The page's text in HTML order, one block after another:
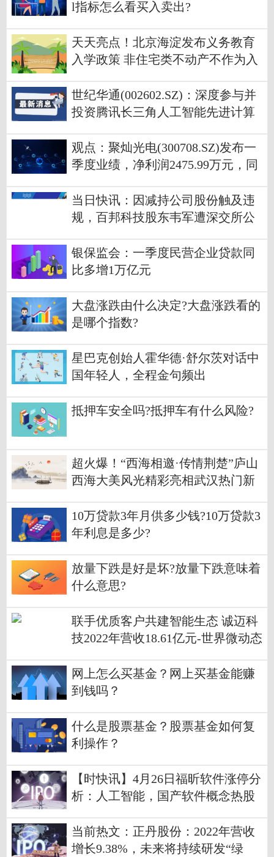
l指标怎么看买入卖出?
天天亮点！北京海淀发布义务教育
入学政策 非住宅类不动产不作为入
世纪华通(002602.SZ)：深度参与并
投资腾讯长三角人工智能先进计算
据中心项目_天天看点
观点：聚灿光电(300708.SZ)发布一
季度业绩，净利润2475.99万元，同
当日快讯：因减持公司股份触及违
规，百邦科技股东韦军遭深交所公
银保监会：一季度民营企业贷款同
比多增1万亿元
大盘涨跌由什么决定?大盘涨跌看的
是哪个指数?
星巴克创始人霍华德·舒尔茨对话中
国年轻人，全程金句频出
抵押车安全吗?抵押车有什么风险?
超火爆！“西海相邀·传情荆楚”庐山
西海大美风光精彩亮相武汉热门新
10万贷款3年月供多少钱?10万贷款3
年利息是多少?
放量下跌是好是坏?放量下跌意味着
什么意思?
联手优质客户共建智能生态 诚迈科
技2022年营收18.61亿元-世界微动态
网上怎么买基金？网上买基金能赚
到钱吗？
什么是股票基金？股票基金如何复
利操作？
【时快讯】4月26日福昕软件涨停分
析：人工智能，国产软件概念热股
当前热文：正丹股份：2022年营收
增长9.38%，未来将持续研发“绿